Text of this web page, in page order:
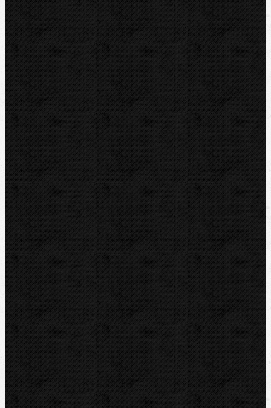
Sortiment
Akce
Bazar
Novinky
Videoinspekce
Detektory a těsnění
Montážní výbava
Svěráky a pracovní stoly
Pájení a hořáky
Svářečky plastů